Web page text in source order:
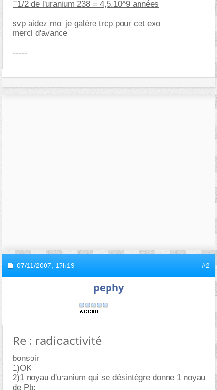
T1/2 de l'uranium 238 = 4,5.10^9 années
svp aidez moi je galère trop pour cet exo
merci d'avance
-----
07/11/2007, 17h19 #2
pephy
Re : radioactivité
bonsoir
1)OK
2)1 noyau d'uranium qui se désintègre donne 1 noyau
de Pb;